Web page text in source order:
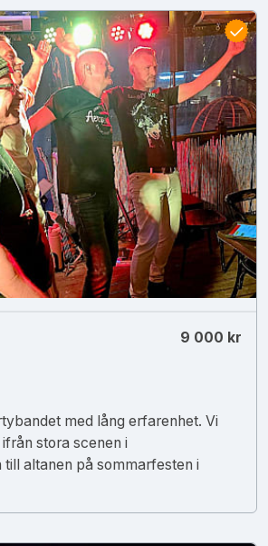
9 000 kr
med lång erfarenhet. Vi
stora scenen i
till altanen på sommarfesten i